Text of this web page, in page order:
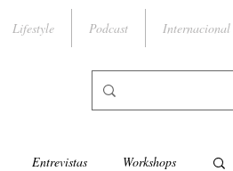
Lifestyle Podcast Internacional
Entrevistas Workshops